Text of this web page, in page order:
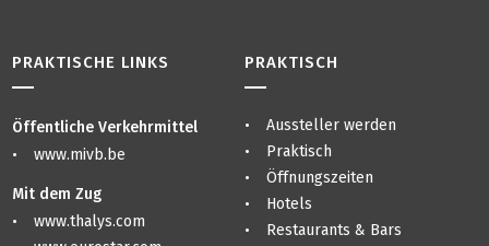
PRAKTISCHE LINKS
Öffentliche Verkehrmittel
www.mivb.be
Mit dem Zug
www.thalys.com
PRAKTISCH
Aussteller werden
Praktisch
Öffnungszeiten
Hotels
Restaurants & Bars